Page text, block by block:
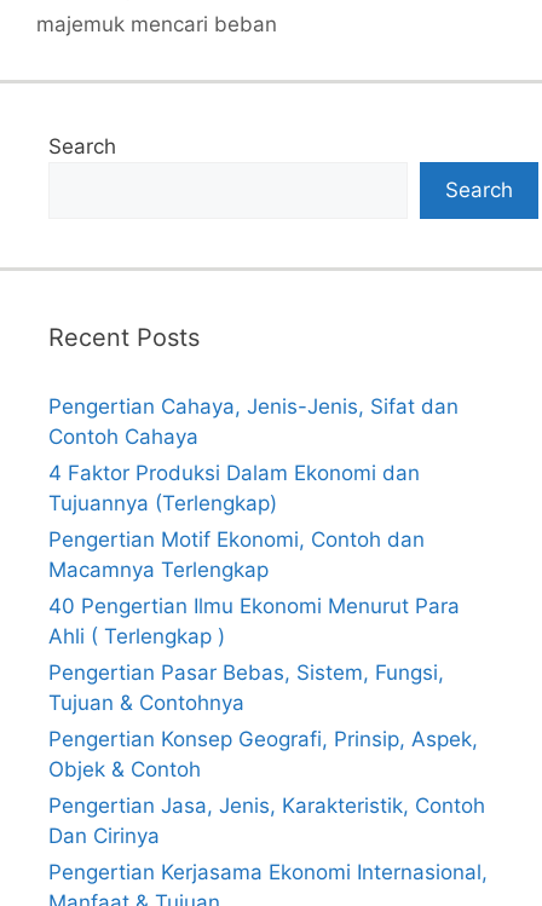
majemuk mencari beban
Search
Search
Recent Posts
Pengertian Cahaya, Jenis-Jenis, Sifat dan
Contoh Cahaya
4 Faktor Produksi Dalam Ekonomi dan
Tujuannya (Terlengkap)
Pengertian Motif Ekonomi, Contoh dan
Macamnya Terlengkap
40 Pengertian Ilmu Ekonomi Menurut Para
Ahli ( Terlengkap )
Pengertian Pasar Bebas, Sistem, Fungsi,
Tujuan & Contohnya
Pengertian Konsep Geografi, Prinsip, Aspek,
Objek & Contoh
Pengertian Jasa, Jenis, Karakteristik, Contoh
Dan Cirinya
Pengertian Kerjasama Ekonomi Internasional,